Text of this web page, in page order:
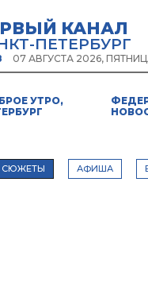
КАНАЛ
ПЕТЕРБУРГ
07 АВГУСТА 2026,
УТРО,
СЮЖЕТЫ АФИША